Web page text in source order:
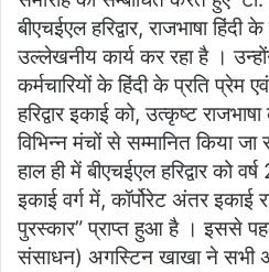
बीएचईएल हरिद्वार, राजभाषा हिंदी
उल्लेखनीय कार्य कर रहा है ।
कर्मचारियों के हिंदी के प्रति प्रेम
हरिद्वार इकाई को, उत्कृष्ट
विभिन्न मंचों से सम्मानित किया जा
हाल ही में बीएचईएल हरिद्वार को
इकाई वर्ग में, कॉर्पोरेट अंतर इकाई
पुरस्कार” प्राप्त हुआ है । इससे
संसाधन) अगस्टिन खाखा ने सभी